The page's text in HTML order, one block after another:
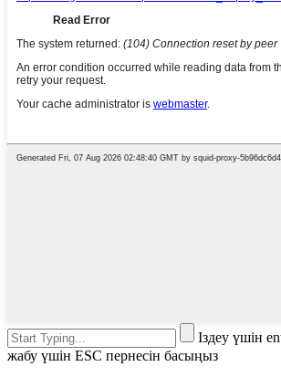
Іздеу үшін
жабу үшін ESC пернесін басыңыз